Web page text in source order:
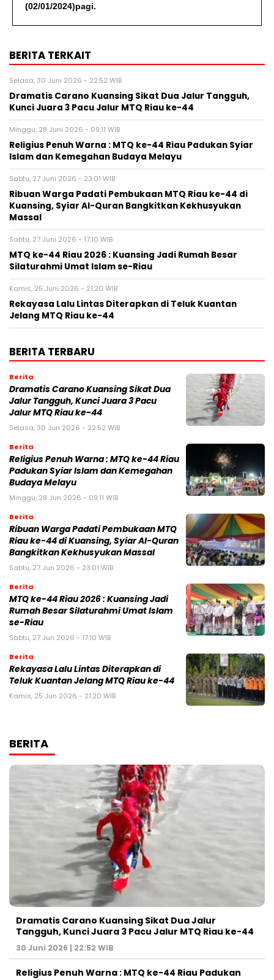
(02/01/2024)pagi.
BERITA TERKAIT
Selasa, 30 Juni 2026 - 22:52 WIB
Dramatis Carano Kuansing Sikat Dua Jalur Tangguh,
Kunci Juara 3 Pacu Jalur MTQ Riau ke-44
Minggu, 28 Juni 2026 - 09:11 WIB
Religius Penuh Warna : MTQ ke-44 Riau Padukan Syiar
Islam dan Kemegahan Budaya Melayu
Sabtu, 27 Juni 2026 - 23:01 WIB
Ribuan Warga Padati Pembukaan MTQ Riau ke-44 di
Kuansing, Syiar Al-Quran Bangkitkan Kekhusyukan
Massal
Sabtu, 27 Juni 2026 - 17:10 WIB
MTQ ke-44 Riau 2026 : Kuansing Jadi Rumah Besar
Silaturahmi Umat Islam se-Riau
Kamis, 25 Juni 2026 - 21:20 WIB
Rekayasa Lalu Lintas Diterapkan di Teluk Kuantan
Jelang MTQ Riau ke-44
BERITA TERBARU
Berita
Dramatis Carano Kuansing Sikat Dua
Jalur Tangguh, Kunci Juara 3 Pacu
Jalur MTQ Riau ke-44
Selasa, 30 Jun 2026 - 22:52 WIB
Berita
Religius Penuh Warna : MTQ ke-44 Riau
Padukan Syiar Islam dan Kemegahan
Budaya Melayu
Minggu, 28 Jun 2026 - 09:11 WIB
Berita
Ribuan Warga Padati Pembukaan MTQ
Riau ke-44 di Kuansing, Syiar Al-Quran
Bangkitkan Kekhusyukan Massal
Sabtu, 27 Jun 2026 - 23:01 WIB
Berita
MTQ ke-44 Riau 2026 : Kuansing Jadi
Rumah Besar Silaturahmi Umat Islam
se-Riau
Sabtu, 27 Jun 2026 - 17:10 WIB
Berita
Rekayasa Lalu Lintas Diterapkan di
Teluk Kuantan Jelang MTQ Riau ke-44
Kamis, 25 Jun 2026 - 21:20 WIB
BERITA
Dramatis Carano Kuansing Sikat Dua Jalur
Tangguh, Kunci Juara 3 Pacu Jalur MTQ Riau ke-44
30 Juni 2026 | 22:52 WIB
Religius Penuh Warna : MTQ ke-44 Riau Padukan